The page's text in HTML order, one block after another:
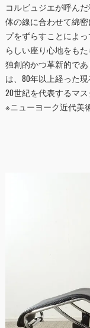
コルビュジエが呼んだ
体の線に合わせて綿
プをずらすことによ
らしい座り心地をもた
独創的かつ革新的で
は、80年以上経った
20世紀を代表するマ
※ニューヨーク近代美